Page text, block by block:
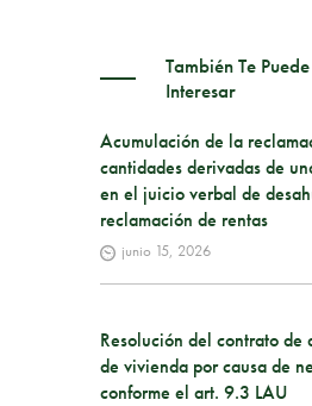
También Te Puede
Interesar
Acumulación de la
cantidades derivadas de
en el juicio verbal de
reclamación de rentas
junio 15, 2026
Resolución del contrato de
de vivienda por causa de
conforme el art. 9.3 LAU